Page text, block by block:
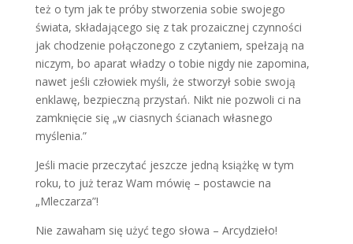
też o tym jak te próby stworzenia sobie swojego
świata, składającego się z tak prozaicznej czynności
jak chodzenie połączonego z czytaniem, spełzają na
niczym, bo aparat władzy o tobie nigdy nie zapomina,
nawet jeśli człowiek myśli, że stworzył sobie swoją
enklawę, bezpieczną przystań. Nikt nie pozwoli ci na
zamknięcie się „w ciasnych ścianach własnego
myślenia.”
Jeśli macie przeczytać jeszcze jedną książkę w tym
roku, to już teraz Wam mówię – postawcie na
„Mleczarza”!
Nie zawaham się użyć tego słowa – Arcydzieło!